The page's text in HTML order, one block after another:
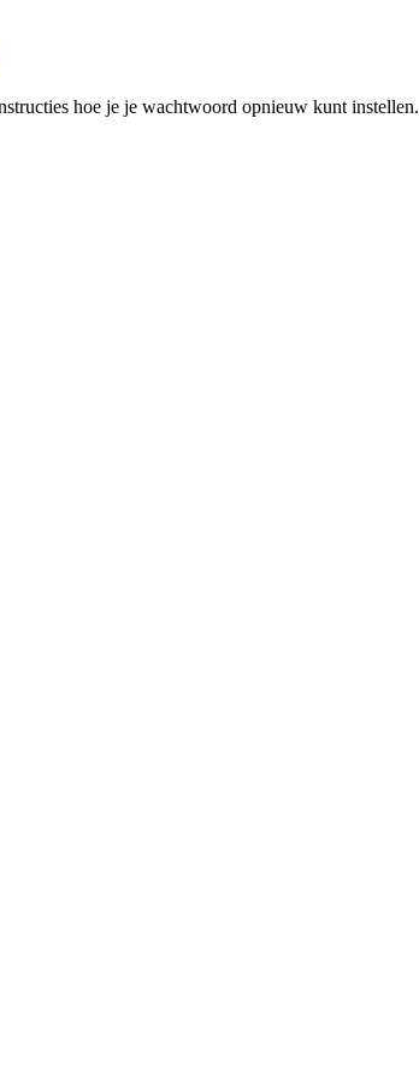
hoe je je wachtwoord opnieuw kunt instellen.